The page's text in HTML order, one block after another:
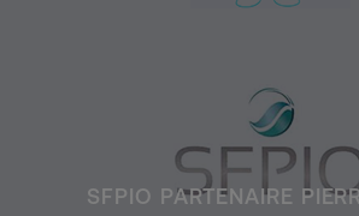
SFPIO PARTENAIRE